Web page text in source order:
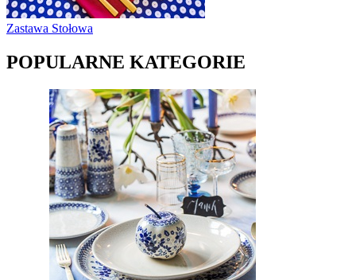
Zastawa Stołowa
POPULARNE KATEGORIE